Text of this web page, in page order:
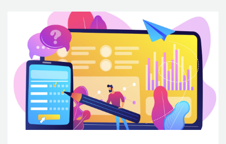
O SPÓŁCE
DLA MIESZKAŃCÓW
OFERTA
PSZOK
EDUKACJA